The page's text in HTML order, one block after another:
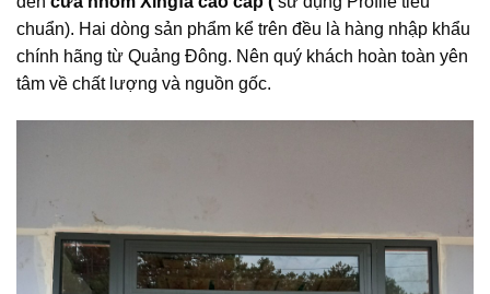
chuẩn). Hai dòng sản phẩm kể trên đều là hàng nhập khẩu
chính hãng từ Quảng Đông. Nên quý khách hoàn toàn yên
tâm về chất lượng và nguồn gốc.